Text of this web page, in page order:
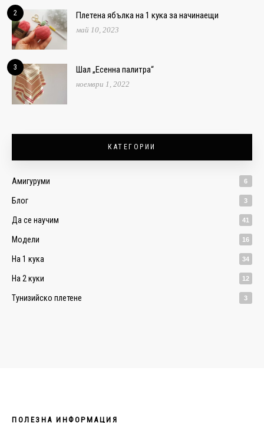
2 Плетена ябълка на 1 кука за начинаещи
май 10, 2023
3 Шал „Есенна палитра“
ноември 1, 2022
КАТЕГОРИИ
Амигуруми 6
Блог 3
Да се научим 41
Модели 16
На 1 кука 34
На 2 куки 12
Тунизийско плетене 3
ПОЛЕЗНА ИНФОРМАЦИЯ